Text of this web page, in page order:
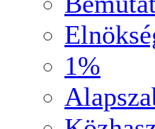
1%